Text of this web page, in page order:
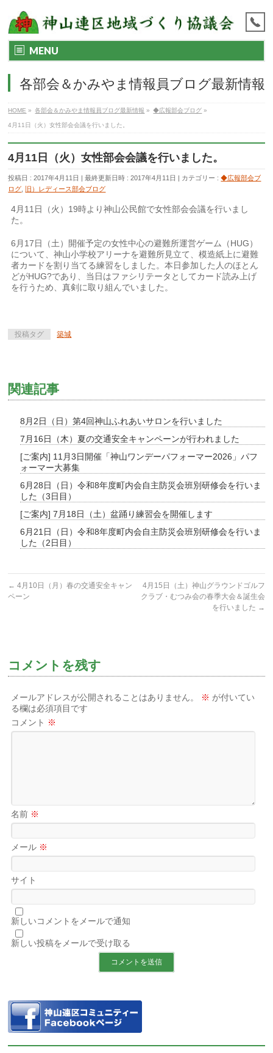
MENU
各部会＆かみやま情報員ブログ最新情報
HOME » 各部会＆かみやま情報員ブログ最新情報 » ◆広報部会ブログ »
4月11日（火）女性部会会議を行いました。
4月11日（火）女性部会会議を行いました。
投稿日 : 2017年4月11日 最終更新日時 : 2017年4月11日 カテゴリー :◆広報部会ブ
ログ
旧）レディース部会ブログ
4月11日（火）19時より神山公民館で女性部会会議を行いまし
た。
6月17日（土）開催予定の女性中心の避難所運営ゲーム（HUG）
について、神山小学校アリーナを避難所見立て、模造紙上に避難
者カードを割り当てる練習をしました。本日参加した人のほとん
どがHUG?であり、当日はファシリテータとしてカード読み上げ
を行うため、真剣に取り組んでいました。
投稿タグ 築城
関連記事
8月2日（日）第4回神山ふれあいサロンを行いました
7月16日（木）夏の交通安全キャンペーンが行われました
[ご案内] 11月3日開催「神山ワンデーパフォーマー2026」パフ
ォーマー大募集
6月28日（日）令和8年度町内会自主防災会班別研修会を行いま
した（3日目）
[ご案内] 7月18日（土）盆踊り練習会を開催します
6月21日（日）令和8年度町内会自主防災会班別研修会を行いま
した（2日目）
← 4月10日（月）春の交通安全キャン
ペーン
4月15日（土）神山グラウンドゴルフ
クラブ・むつみ会の春季大会＆誕生会
を行いました →
コメントを残す
メールアドレスが公開されることはありません。 ※ が付いてい
る欄は必須項目です
コメント ※
名前 ※
メール ※
サイト
新しいコメントをメールで通知
新しい投稿をメールで受け取る